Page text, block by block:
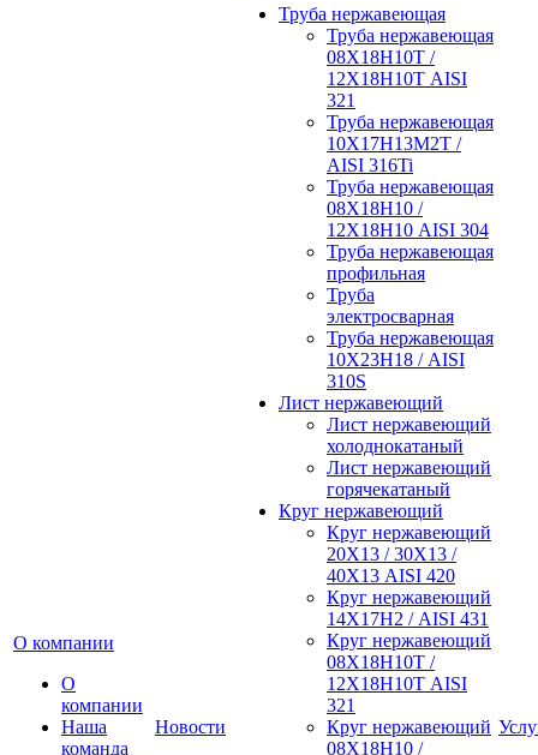
О компании
О
компании
Наша
команда
Новости
Труба нержавеющая
Труба нержавеющая
08Х18Н10Т /
12Х18Н10Т AISI
321
Труба нержавеющая
10Х17Н13М2Т /
AISI 316Ti
Труба нержавеющая
08Х18Н10 /
12Х18Н10 AISI 304
Труба нержавеющая
профильная
Труба
электросварная
Труба нержавеющая
10Х23Н18 / AISI
310S
Лист нержавеющий
Лист нержавеющий
холоднокатаный
Лист нержавеющий
горячекатаный
Круг нержавеющий
Круг нержавеющий
20Х13 / 30Х13 /
40Х13 AISI 420
Круг нержавеющий
14Х17Н2 / AISI 431
Круг нержавеющий
08Х18Н10Т /
12Х18Н10Т AISI
321
Круг нержавеющий
08Х18Н10 /